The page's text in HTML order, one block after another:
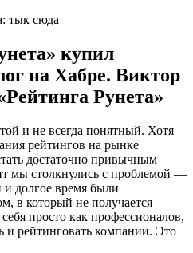
тык сюда
купил
на Хабре. Виктор
Рунета»
и не всегда понятный. Хотя
рейтингов на рынке
достаточно привычным
мы столкнулись с проблемой —
и долгое время были
в который не получается
просто как профессионалов,
и рейтинговать компании. Это